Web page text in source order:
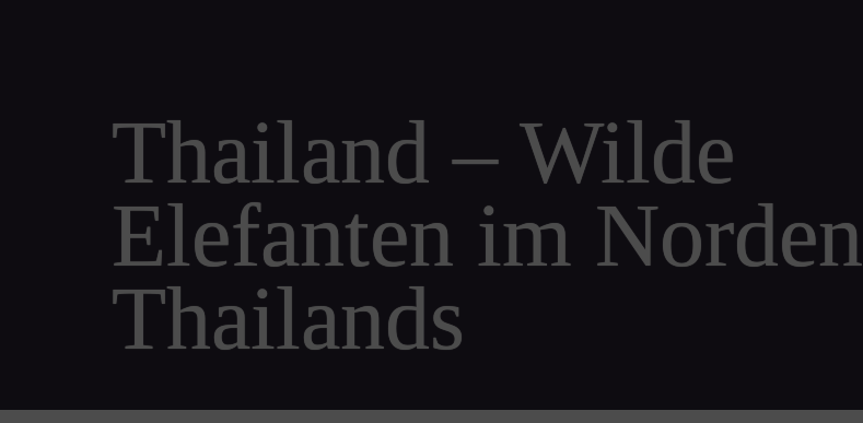
Thailand – Wilde
Elefanten im Norden
Thailands